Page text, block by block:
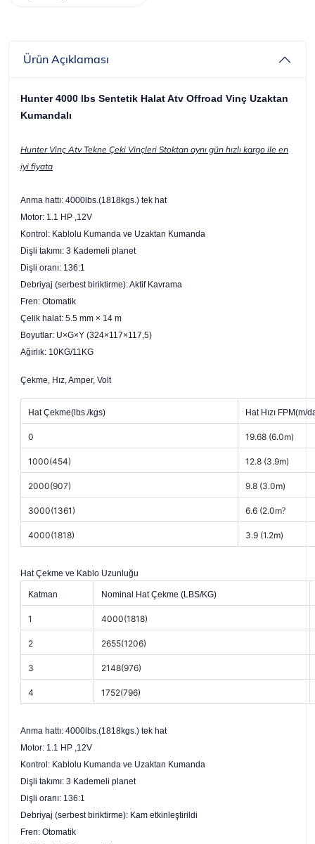
Ürün Açıklaması
Hunter 4000 lbs Sentetik Halat Atv Offroad Vinç Uzaktan
Kumandalı
Hunter Vinç Atv Tekne Çeki Vinçleri Stoktan aynı gün hızlı kargo ile en
iyi fiyata
Anma hattı: 4000lbs.(1818kgs.) tek hat
Motor: 1.1 HP ,12V
Kontrol: Kablolu Kumanda ve Uzaktan Kumanda
Dişli takımı: 3 Kademeli planet
Dişli oranı: 136:1
Debriyaj (serbest biriktirme): Aktif Kavrama
Fren: Otomatik
Çelik halat: 5.5 mm × 14 m
Boyutlar: U×G×Y (324×117×117,5)
Ağırlık: 10KG/11KG
Çekme, Hız, Amper, Volt
Hat Çekme(lbs./kgs) Hat Hızı FPM(m/
0 19.68 (6.0m)
1000(454) 12.8 (3.9m)
2000(907) 9.8 (3.0m)
3000(1361) 6.6 (2.0m?
4000(1818) 3.9 (1.2m)
Hat Çekme ve Kablo Uzunluğu
Katman Nominal Hat Çekme (LBS/KG)
1 4000(1818)
2 2655(1206)
3 2148(976)
4 1752(796)
Anma hattı: 4000lbs.(1818kgs.) tek hat
Motor: 1.1 HP ,12V
Kontrol: Kablolu Kumanda ve Uzaktan Kumanda
Dişli takımı: 3 Kademeli planet
Dişli oranı: 136:1
Debriyaj (serbest biriktirme): Kam etkinleştirildi
Fren: Otomatik